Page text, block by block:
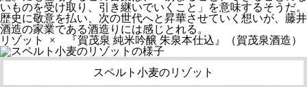
いものを受け取り、引き継いでいくこと」を意味するそうだ。
歴史に敬意を払い、次の世代へと昇華させていく想いが、藤井
酒造の家業である酒造りには感じとれる。
リゾット × 『賀茂泉 純米吟醸 朱泉本仕込』（賀茂泉酒造）
スペルト小麦のリゾット